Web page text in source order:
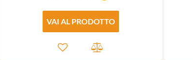
VAI AL PRODOTTO